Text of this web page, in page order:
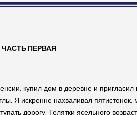
ЧАСТЬ ПЕРВАЯ
купил дом в деревне и
Я искренне нахваливал
дорогу. Телятки ясельного